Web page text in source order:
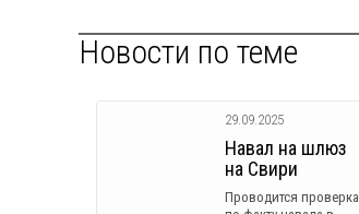
Новости по теме
29.09.2025
Навал на шлюз
на Свири
Проводится проверка